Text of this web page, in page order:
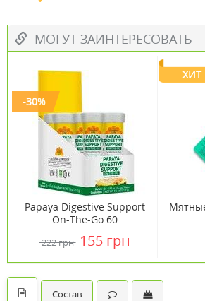
МОГУТ ЗАИНТЕРЕСОВАТЬ
-30%
Papaya Digestive Support
On-The-Go 60
ТМ Кантри Лайф /
222 грн 155 грн
ХИТ
Состав